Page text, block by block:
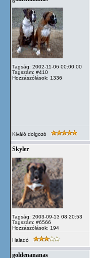
Tagság: 2002-11-06 00:00:00
Tagszám: #410
Hozzászólások: 1336
Kiváló dolgozó
Skyler
Tagság: 2003-09-13 08:20:53
Tagszám: #6566
Hozzászólások: 194
Haladó
goldenananas